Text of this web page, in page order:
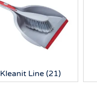
Kleanit Line(21)